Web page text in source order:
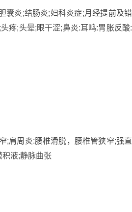
囊炎;结肠炎;妇科炎症;月经提前及错
疼;头晕;眼干涩;鼻炎:耳鸣:胃胀反酸:
;肩周炎:腰椎滑脱，腰椎管狭窄;强直
液;静脉曲张